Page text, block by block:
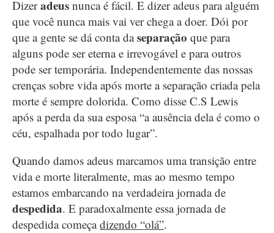
Dizeradeus nunca é fácil. E dizer adeus para alguém
que você nunca mais vai ver chega a doer. Dói por
que a gente se dá conta daseparação que para
alguns pode ser eterna e irrevogável e para outros
pode ser temporária. Independentemente das nossas
crenças sobre vida após morte a separação criada pela
morte é sempre dolorida. Como disse C.S Lewis
após a perda da sua esposa “a ausência dela é como o
céu, espalhada por todo lugar”.
Quando damos adeus marcamos uma transição entre
vida e morte literalmente, mas ao mesmo tempo
estamos embarcando na verdadeira jornada de
despedida. E paradoxalmente essa jornada de
despedida começadizendo “olá”.